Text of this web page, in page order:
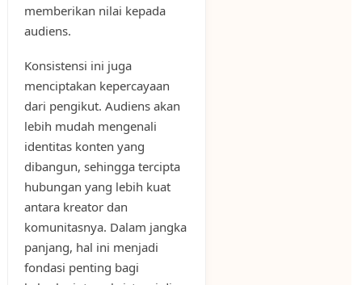
memberikan nilai kepada
audiens.
Konsistensi ini juga
menciptakan kepercayaan
dari pengikut. Audiens akan
lebih mudah mengenali
identitas konten yang
dibangun, sehingga tercipta
hubungan yang lebih kuat
antara kreator dan
komunitasnya. Dalam jangka
panjang, hal ini menjadi
fondasi penting bagi